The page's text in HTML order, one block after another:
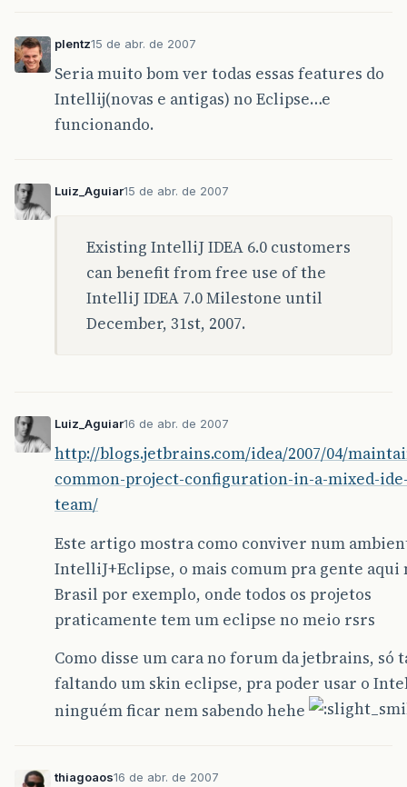
plentz15 de abr. de 2007
Seria muito bom ver todas essas features do
Intellij(novas e antigas) no Eclipse…e
funcionando.
Luiz_Aguiar15 de abr. de 2007
Existing IntelliJ IDEA 6.0 customers
can benefit from free use of the
IntelliJ IDEA 7.0 Milestone until
December, 31st, 2007.
Luiz_Aguiar16 de abr. de 2007
http://blogs.jetbrains.com/idea/2007/04/
common-project-configuration-in-a-mixed-
team/
Este artigo mostra como conviver num
IntelliJ+Eclipse, o mais comum pra gente aqui
Brasil por exemplo, onde todos os projetos
praticamente tem um eclipse no meio rsrs
Como disse um cara no forum da jetbrains, só
faltando um skin eclipse, pra poder usar o
ninguém ficar nem sabendo hehe
thiagoaos16 de abr. de 2007